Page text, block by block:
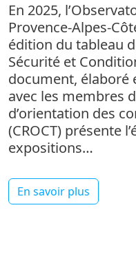
En 2025,
Provence-Alpes-
édition du tableau
Sécurité et
document, élaboré
avec les membres
d’orientation des
(CROCT) présente
expositions…
En savoir plus